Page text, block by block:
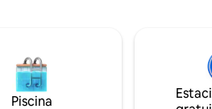
chuveiro de efeito chuva
com produtos de higiene
Apothecary, privado, Wi-Fi,
HDTV para streaming e um Kit
Piscina